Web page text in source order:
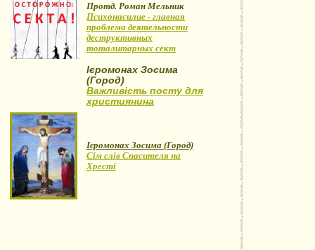
Протд. Роман Мельник
Психонасилие - главная
проблема деятельности
деструктивных
тоталитарных сект
Ієромонах Зосима
(Город)
Важливість посту для
християнина
Ієромонах Зосима (Город)
Сім слів Спасителя на
Хресті